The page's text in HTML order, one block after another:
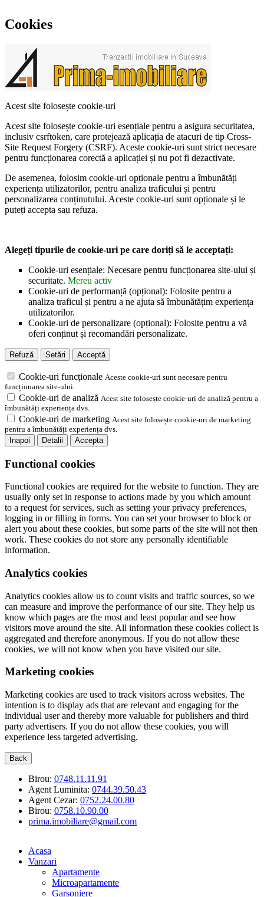
Cookies
Acest site folosește cookie-uri
Acest site folosește cookie-uri esențiale pentru a asigura securitatea,
inclusiv csrftoken, care protejează aplicația de atacuri de tip Cross-
Site Request Forgery (CSRF). Aceste cookie-uri sunt strict necesare
pentru funcționarea corectă a aplicației și nu pot fi dezactivate.
De asemenea, folosim cookie-uri opționale pentru a îmbunătăți
experiența utilizatorilor, pentru analiza traficului și pentru
personalizarea conținutului. Aceste cookie-uri sunt opționale și le
puteți accepta sau refuza.
Alegeți tipurile de cookie-uri pe care doriți să le acceptați:
Cookie-uri esențiale: Necesare pentru funcționarea site-ului și
securitate. Mereu activ
Cookie-uri de performanță (opțional): Folosite pentru a
analiza traficul și pentru a ne ajuta să îmbunătățim experiența
utilizatorilor.
Cookie-uri de personalizare (opțional): Folosite pentru a vă
oferi conținut și recomandări personalizate.
Refuză Setări Acceptă
Cookie-uri funcționale Aceste cookie-uri sunt necesare pentru
funcționarea site-ului.
Cookie-uri de analiză Acest site folosește cookie-uri de analiză pentru a
îmbunătăți experiența dvs.
Cookie-uri de marketing Acest site folosește cookie-uri de marketing
pentru a îmbunătăți experiența dvs.
Inapoi
Detalii Accepta
Functional cookies
Functional cookies are required for the website to function. They are
usually only set in response to actions made by you which amount
to a request for services, such as setting your privacy preferences,
logging in or filling in forms. You can set your browser to block or
alert you about these cookies, but some parts of the site will not then
work. These cookies do not store any personally identifiable
information.
Analytics cookies
Analytics cookies allow us to count visits and traffic sources, so we
can measure and improve the performance of our site. They help us
know which pages are the most and least popular and see how
visitors move around the site. All information these cookies collect is
aggregated and therefore anonymous. If you do not allow these
cookies, we will not know when you have visited our site.
Marketing cookies
Marketing cookies are used to track visitors across websites. The
intention is to display ads that are relevant and engaging for the
individual user and thereby more valuable for publishers and third
party advertisers. If you do not allow these cookies, you will
experience less targeted advertising.
Back
Birou: 0748.11.11.91
Agent Luminita: 0744.39.50.43
Agent Cezar: 0752.24.00.80
Birou: 0758.10.90.00
prima.imobiliare@gmail.com
Acasa
Vanzari
Apartamente
Microapartamente
Garsoniere